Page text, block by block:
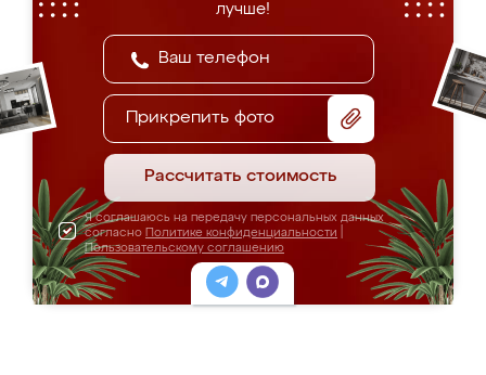
лучше!
Прикрепить фото
Рассчитать стоимость
Я соглашаюсь на передачу персональных данных
согласно Политике конфиденциальности
Пользовательскому соглашению